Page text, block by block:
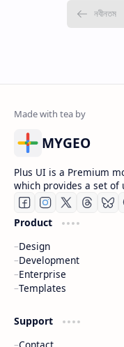
MYGEO
Plus UI is a Premium
which provides a set of
Product
Design
Development
Enterprise
Templates
Support
Contact